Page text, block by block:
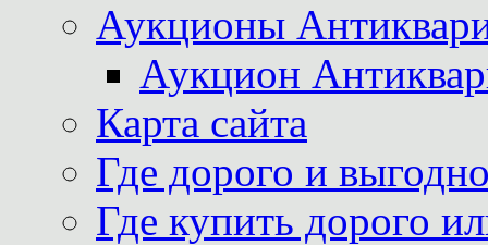
Аукционы
Аукцион
Карта сайта
Где дорого и
Где купить дорого